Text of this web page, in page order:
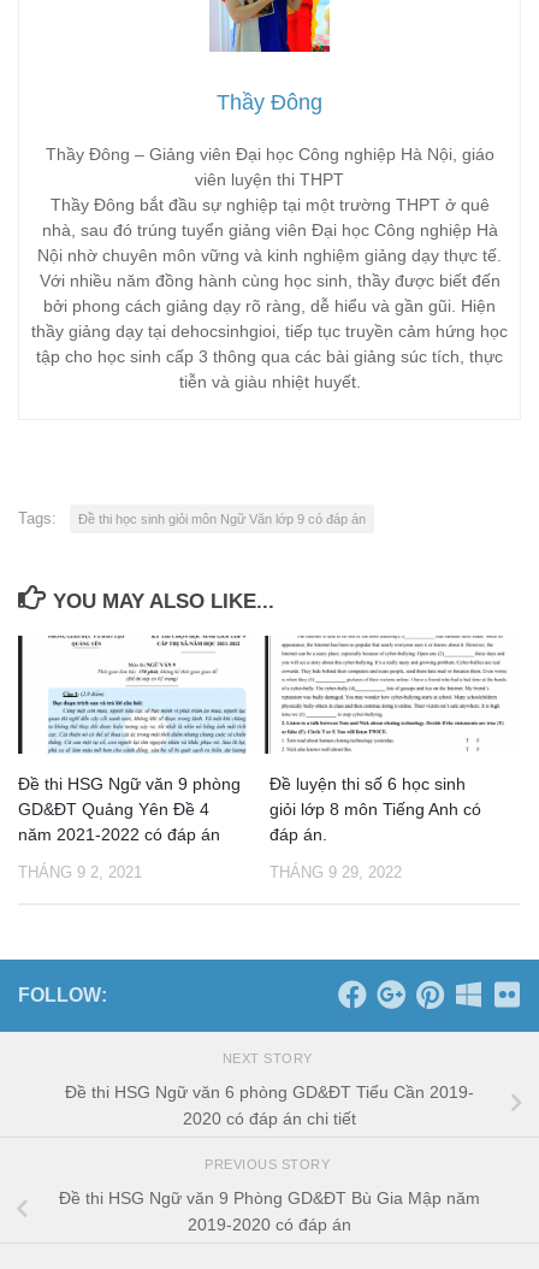
Thầy Đông
Thầy Đông – Giảng viên Đại học Công nghiệp Hà Nội, giáo
viên luyện thi THPT
Thầy Đông bắt đầu sự nghiệp tại một trường THPT ở quê
nhà, sau đó trúng tuyển giảng viên Đại học Công nghiệp Hà
Nội nhờ chuyên môn vững và kinh nghiệm giảng dạy thực tế.
Với nhiều năm đồng hành cùng học sinh, thầy được biết đến
bởi phong cách giảng dạy rõ ràng, dễ hiểu và gần gũi. Hiện
thầy giảng dạy tại dehocsinhgioi, tiếp tục truyền cảm hứng học
tập cho học sinh cấp 3 thông qua các bài giảng súc tích, thực
tiễn và giàu nhiệt huyết.
Tags: Đề thi học sinh giỏi môn Ngữ Văn lớp 9 có đáp án
YOU MAY ALSO LIKE...
Đề thi HSG Ngữ văn 9 phòng
GD&ĐT Quảng Yên Đề 4
năm 2021-2022 có đáp án
THÁNG 9 2, 2021
Đề luyện thi số 6 học sinh
giỏi lớp 8 môn Tiếng Anh có
đáp án.
THÁNG 9 29, 2022
FOLLOW:
NEXT STORY
Đề thi HSG Ngữ văn 6 phòng GD&ĐT Tiểu Cần 2019-
2020 có đáp án chi tiết
PREVIOUS STORY
Đề thi HSG Ngữ văn 9 Phòng GD&ĐT Bù Gia Mập năm
2019-2020 có đáp án